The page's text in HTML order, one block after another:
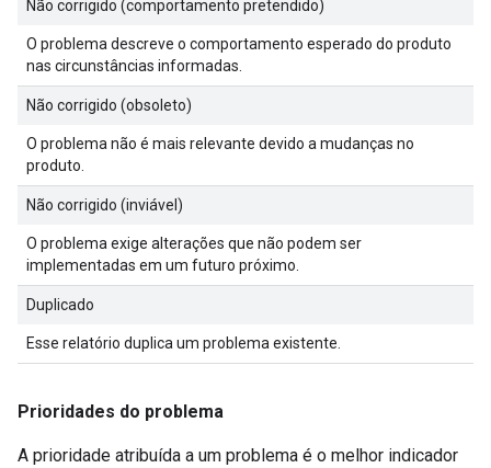
Não corrigido (comportamento pretendido)
O problema descreve o comportamento esperado do produto
nas circunstâncias informadas.
Não corrigido (obsoleto)
O problema não é mais relevante devido a mudanças no
produto.
Não corrigido (inviável)
O problema exige alterações que não podem ser
implementadas em um futuro próximo.
Duplicado
Esse relatório duplica um problema existente.
Prioridades do problema
A prioridade atribuída a um problema é o melhor indicador